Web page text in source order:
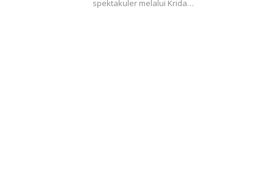
spektakuler melalui Krida…